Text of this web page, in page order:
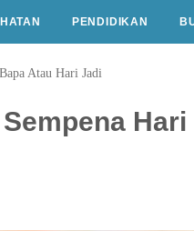
PENDIDIKAN
Atau Hari Jadi
Hari